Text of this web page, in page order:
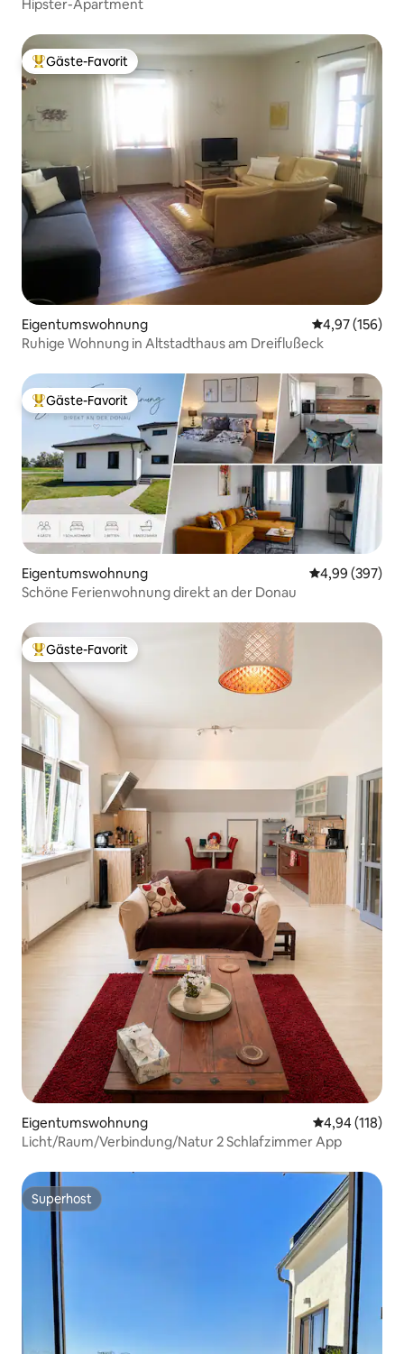
Hipster-Apartment
Beliebter Gäste-Favorit.
Gäste-Favorit
Eigentumswohnung
4,97 (156)
Ruhige Wohnung in Altstadthaus am Dreiflußeck
Beliebter Gäste-Favorit.
Gäste-Favorit
Eigentumswohnung
4,99 (397)
Schöne Ferienwohnung direkt an der Donau
Beliebter Gäste-Favorit.
Gäste-Favorit
Eigentumswohnung
4,94 (118)
Licht/Raum/Verbindung/Natur 2 Schlafzimmer App
Superhost
Superhost